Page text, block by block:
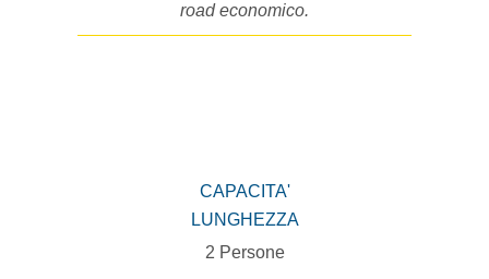
road economico.
CAPACITA'
LUNGHEZZA
2 Persone